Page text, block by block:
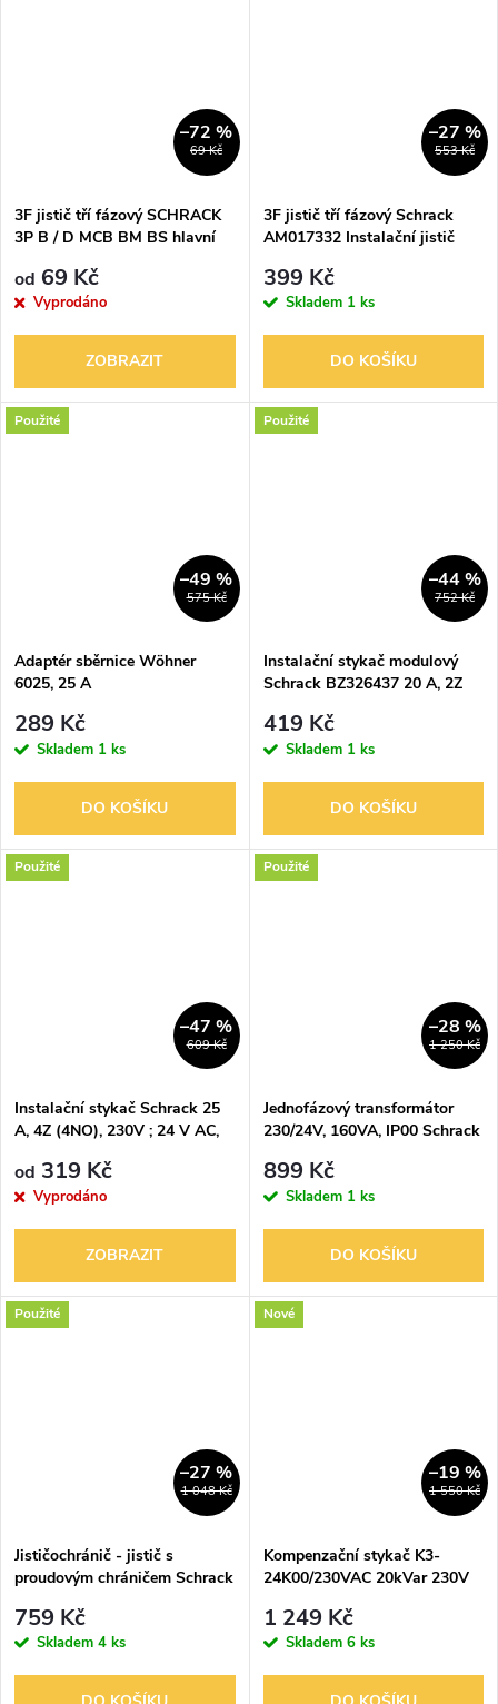
69 Kč
–72 %
3F jistič tří fázový SCHRACK
3P B / D MCB BM BS hlavní
od 69 Kč
Vyprodáno
ZOBRAZIT
553 Kč
–27 %
3F jistič tří fázový Schrack
AM017332 Instalační jistič
399 Kč
Skladem 1 ks
DO KOŠÍKU
Použité
575 Kč
–49 %
Adaptér sběrnice Wöhner
6025, 25 A
289 Kč
Skladem 1 ks
DO KOŠÍKU
Použité
752 Kč
–44 %
Instalační stykač modulový
Schrack BZ326437 20 A, 2Z
419 Kč
Skladem 1 ks
DO KOŠÍKU
Použité
609 Kč
–47 %
Instalační stykač Schrack 25
A, 4Z (4NO), 230V ; 24 V AC,
od 319 Kč
Vyprodáno
ZOBRAZIT
Použité
1 250 Kč
–28 %
Jednofázový transformátor
230/24V, 160VA, IP00 Schrack
899 Kč
Skladem 1 ks
DO KOŠÍKU
Použité
1 048 Kč
–27 %
Jističochránič - jistič s
proudovým chráničem Schrack
mA, AC
759 Kč
Skladem 4 ks
Nové
1 550 Kč
–19 %
Kompenzační stykač K3-
24K00/230VAC 20kVar 230V
1 249 Kč
Skladem 6 ks